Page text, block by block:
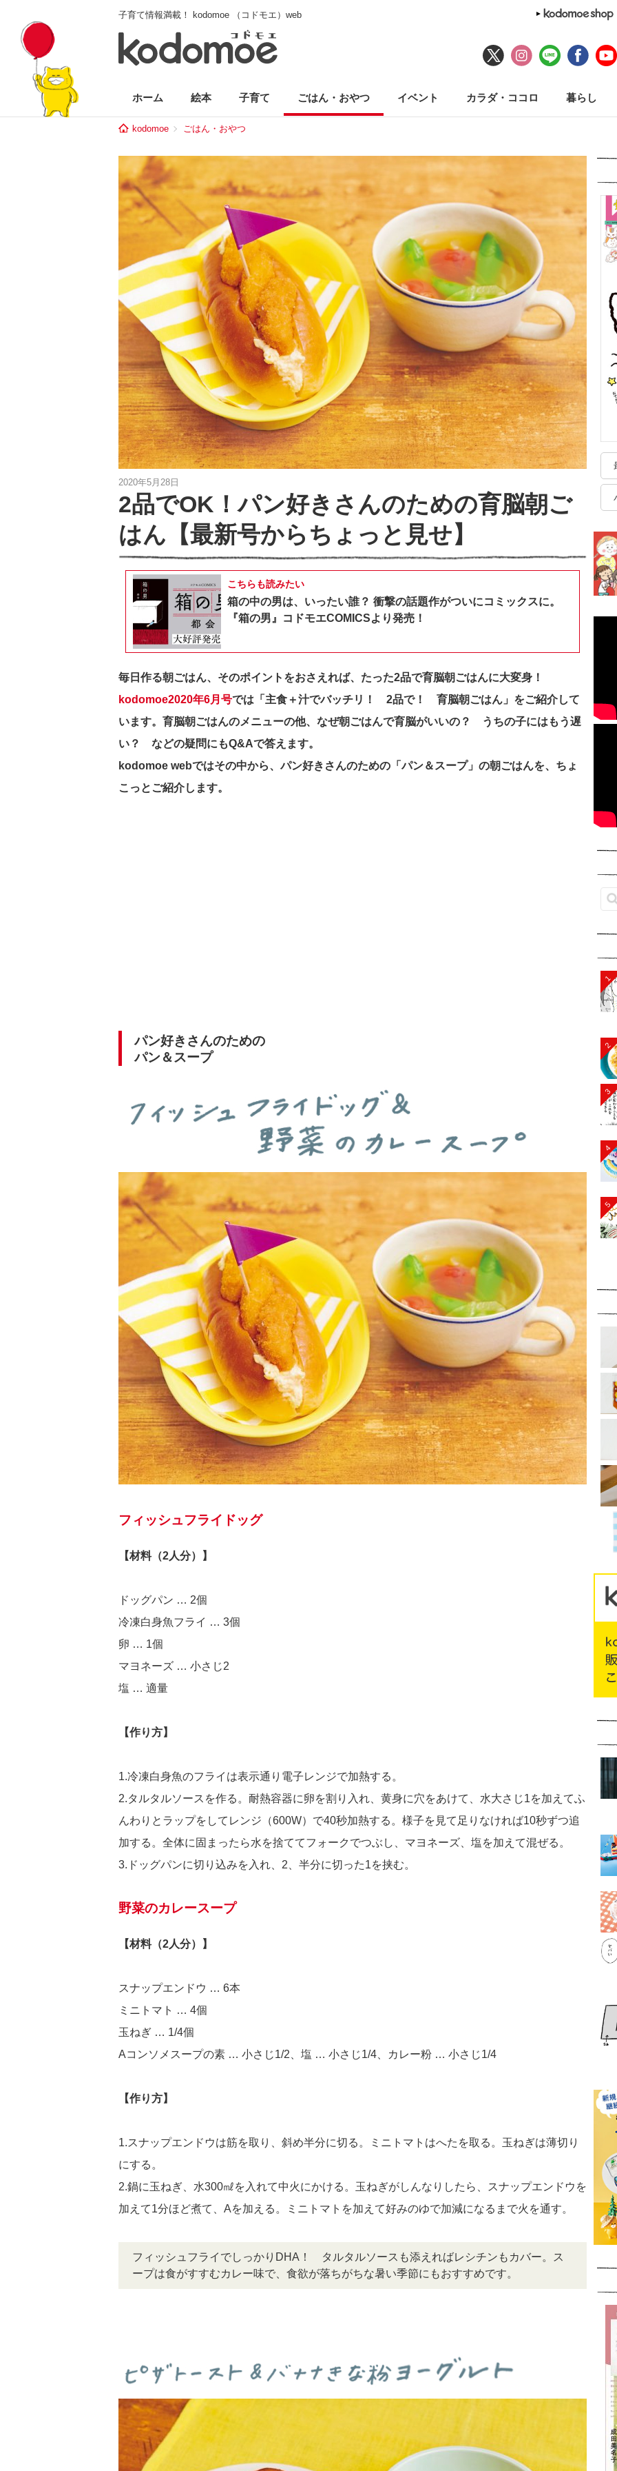
子育て情報満載！ kodomoe （コドモエ）web
ホーム 絵本 子育て ごはん・おやつ イベント カラダ・ココロ 暮らし
kodomoe ごはん・おやつ
2020年5月28日
2品でOK！パン好きさんのための育脳朝ご
はん【最新号からちょっと見せ】
こちらも読みたい
箱の中の男は、いったい誰？ 衝撃の話題作がついにコミックスに。
『箱の男』コドモエCOMICSより発売！
毎日作る朝ごはん、そのポイントをおさえれば、たった2品で育脳朝ごはんに大変身！
kodomoe2020年6月号では「主食＋汁でバッチリ！ 2品で！ 育脳朝ごはん」をご紹介して
います。育脳朝ごはんのメニューの他、なぜ朝ごはんで育脳がいいの？ うちの子にはもう遅
い？ などの疑問にもQ&Aで答えます。
kodomoe webではその中から、パン好きさんのための「パン＆スープ」の朝ごはんを、ちょ
こっとご紹介します。
パン好きさんのための
パン＆スープ
フィッシュフライドッグ
【材料（2人分）】
ドッグパン … 2個
冷凍白身魚フライ … 3個
卵 … 1個
マヨネーズ … 小さじ2
塩 … 適量
【作り方】
1.冷凍白身魚のフライは表示通り電子レンジで加熱する。
2.タルタルソースを作る。耐熱容器に卵を割り入れ、黄身に穴をあけて、水大さじ1を加えてふ
んわりとラップをしてレンジ（600W）で40秒加熱する。様子を見て足りなければ10秒ずつ追
加する。全体に固まったら水を捨ててフォークでつぶし、マヨネーズ、塩を加えて混ぜる。
3.ドッグパンに切り込みを入れ、2、半分に切った1を挟む。
野菜のカレースープ
【材料（2人分）】
スナップエンドウ … 6本
ミニトマト … 4個
玉ねぎ … 1/4個
Aコンソメスープの素 … 小さじ1/2、塩 … 小さじ1/4、カレー粉 … 小さじ1/4
【作り方】
1.スナップエンドウは筋を取り、斜め半分に切る。ミニトマトはへたを取る。玉ねぎは薄切り
にする。
2.鍋に玉ねぎ、水300㎖を入れて中火にかける。玉ねぎがしんなりしたら、スナップエンドウを
加えて1分ほど煮て、Aを加える。ミニトマトを加えて好みのゆで加減になるまで火を通す。
フィッシュフライでしっかりDHA！ タルタルソースも添えればレシチンもカバー。ス
ープは食がすすむカレー味で、食欲が落ちがちな暑い季節にもおすすめです。
1
2
3
4
5